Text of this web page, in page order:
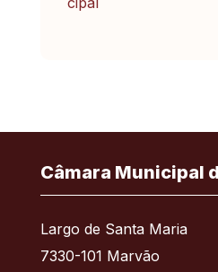
Câmara Municipal
Largo de Santa Maria
7330-101 Marvão